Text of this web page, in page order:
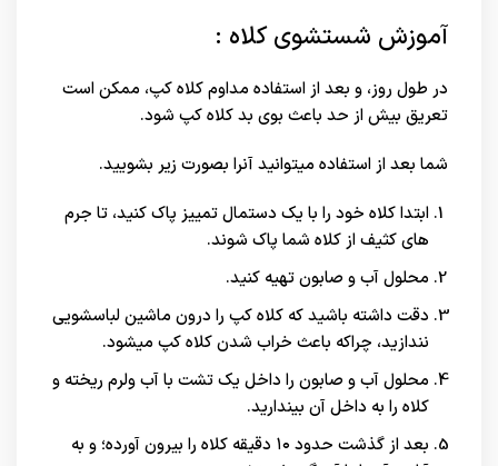
آموزش شستشوی کلاه :
در طول روز، و بعد از استفاده مداوم کلاه کپ، ممکن است
تعریق بیش از حد باعث بوی بد کلاه کپ شود.
شما بعد از استفاده میتوانید آنرا بصورت زیر بشویید.
ابتدا کلاه خود را با یک دستمال تمییز پاک کنید، تا جرم
های کثیف از کلاه شما پاک شوند.
محلول آب و صابون تهیه کنید.
دقت داشته باشید که کلاه کپ را درون ماشین لباسشویی
نندازید، چراکه باعث خراب شدن کلاه کپ میشود.
محلول آب و صابون را داخل یک تشت با آب ولرم ریخته و
کلاه را به داخل آن بیندارید.
بعد از گذشت حدود ۱۰ دقیقه کلاه را بیرون آورده؛ و به